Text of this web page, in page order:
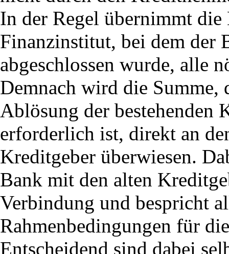
In der Regel übernimmt die
Finanzinstitut, bei dem der
abgeschlossen wurde, alle
Demnach wird die Summe,
Ablösung der bestehenden
erforderlich ist, direkt an
Kreditgeber überwiesen.
Bank mit den alten
Verbindung und bespricht
Rahmenbedingungen für
Entscheidend sind dabei